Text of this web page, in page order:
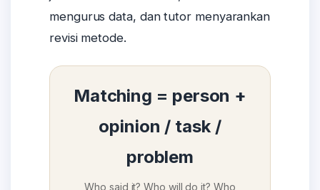
mengurus data, dan tutor menyarankan
revisi metode.
Matching = person +
opinion / task /
problem
Who said it? Who will do it? Who